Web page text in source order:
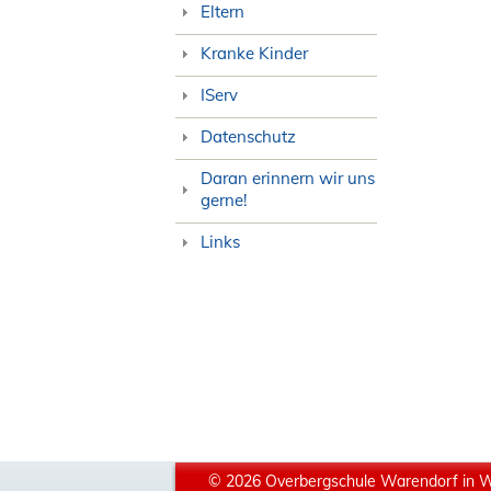
Eltern
Kranke Kinder
IServ
Datenschutz
Daran erinnern wir uns
gerne!
Links
© 2026 Overbergschule Warendorf in